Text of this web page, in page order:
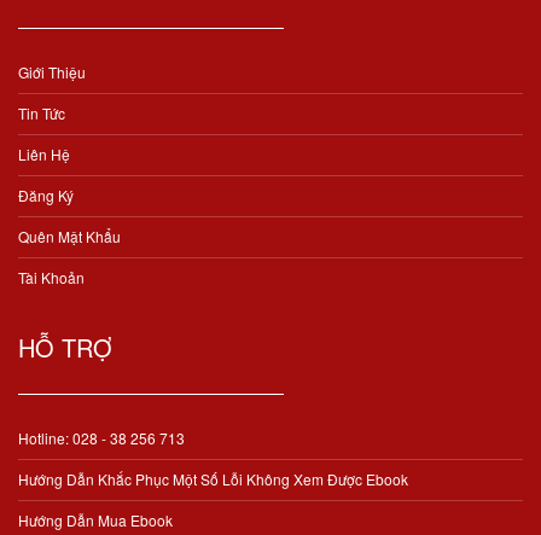
Giới Thiệu
Tin Tức
Liên Hệ
Đăng Ký
Quên Mật Khẩu
Tài Khoản
HỖ TRỢ
Hotline: 028 - 38 256 713
Hướng Dẫn Khắc Phục Một Số Lỗi Không Xem Được Ebook
Hướng Dẫn Mua Ebook